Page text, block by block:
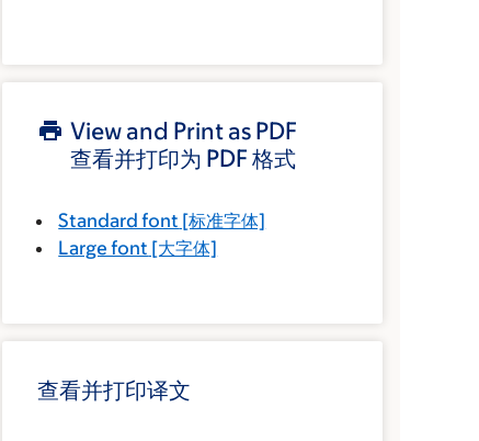
View and Print as PDF
查看并打印为 PDF 格式
Standard font [标准字体]
Large font [大字体]
查看并打印译文